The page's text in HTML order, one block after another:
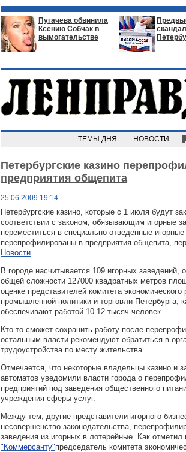
Пугачева обвинила
Ксению Собчак в
вымогательстве
ТЕМЫ ДНЯ НОВОСТИ
Петербургские казино
предприятия общепита
25.06.2009 19:14
Петербургские казино, которые с 1 июля будут
соответствии с законом, обязывающим игорные
переместиться в специально отведенные
перепрофилированы в предприятия общепита,
Новости.
В городе насчитывается 109 игорных заведений,
общей сложности 127000 квадратных метров
оценке представителей комитета экономического
промышленной политики и торговли Петербурга,
обеспечивают работой 10-12 тысяч человек.
Кто-то сможет сохранить работу после
остальным власти рекомендуют обратиться в
трудоустройства по месту жительства.
Отмечается, что некоторые владельцы казино и
автоматов уведомили власти города о
предприятий под заведения общественного
учреждения сферы услуг.
Между тем, другие представители игорного
несовершенство законодательства,
заведения из игорных в лотерейные. Как отметил
"Коммерсанту"председатель комитета